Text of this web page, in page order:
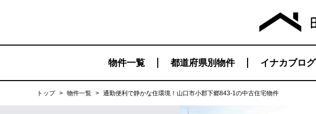
物件一覧 都道府県別物件 イナカブログ
トップ > 物件一覧 > 通勤便利で静かな住環境！山口市小郡下郷843-1の中古住宅物件